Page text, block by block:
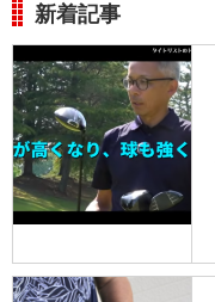
新着記事